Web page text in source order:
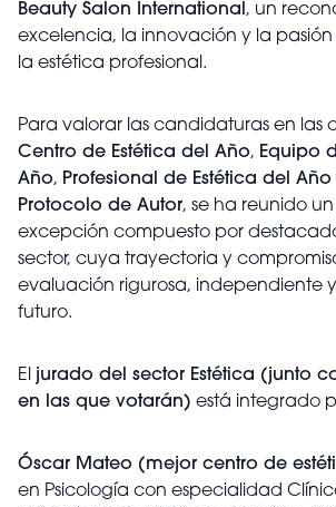
Beauty Salon International , un
excelencia, la innovación y la
la estética profesional.
Para valorar las candidaturas en las
Centro de Estética del Año, Equipo
Año, Profesional de Estética del Año
Protocolo de Autor, se ha reunido
excepción compuesto por
sector, cuya trayectoria y
evaluación rigurosa, independiente
futuro.
El jurado del sector Estética (junto
en las que votarán) está integrado
Óscar Mateo (mejor centro de
en Psicología con especialidad